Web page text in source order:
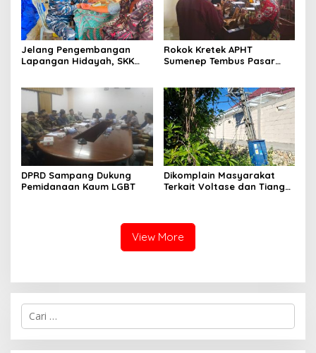
Jelang Pengembangan
Lapangan Hidayah, SKK
Nelayan Sampang
Rokok Kretek APHT
Sumenep Tembus Pasar
DPRD Sampang Dukung
Pemidanaan Kaum LGBT
Dikomplain Masyarakat
Terkait Voltase dan Tiang
View More
Cari
untuk: